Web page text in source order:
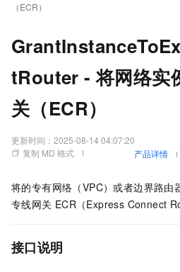
（ECR）
tRouter - 将网络实
关（ECR）
更新时间： 2025-08-14 04:07:20
复制 MD 格式
产品详情
将的专有网络（VPC）或者边界路由
专线网关 ECR（Express Connect
接口说明